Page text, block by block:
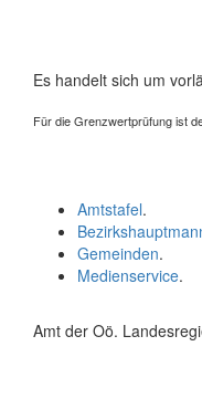
Es handelt sich um
Für die Grenzwertprüfung ist
Amtstafel.
Gemeinden.
Medienservice.
Amt der Oö.